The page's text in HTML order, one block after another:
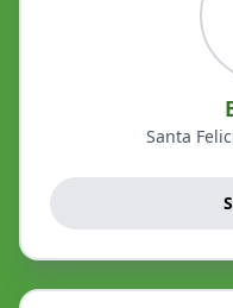
Santa